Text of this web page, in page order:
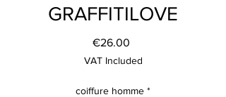
GRAFFITILOVE
€26.00
VAT Included
coiffure homme *